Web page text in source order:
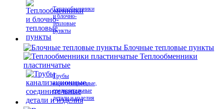
Теплообменники
и блочно-
тепловые
пункты
Блочные тепловые пункты
Теплообменники
пластинчатые
Трубы
канализационные,
соединительные
детали и изделия